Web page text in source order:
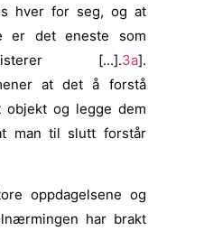
hver for seg, og at
er det eneste som
[...].3a].
at det å forstå
objekt og legge dem
man til slutt forstår
oppdagelsene og
har brakt